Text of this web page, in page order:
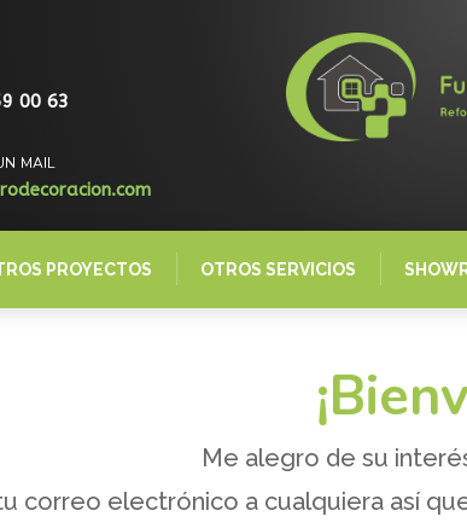
00 63
mail
PROYECTOS OTROS SERVICIOS
Me alegro de su
correo electrónico a cualquiera así